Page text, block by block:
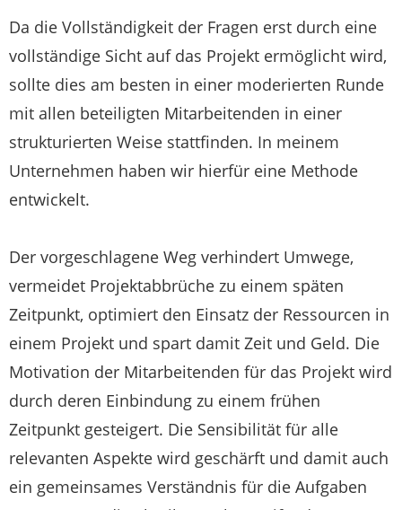
Da die Vollständigkeit der Fragen erst durch eine
vollständige Sicht auf das Projekt ermöglicht wird,
sollte dies am besten in einer moderierten Runde
mit allen beteiligten Mitarbeitenden in einer
strukturierten Weise stattfinden. In meinem
Unternehmen haben wir hierfür eine Methode
entwickelt.
Der vorgeschlagene Weg verhindert Umwege,
vermeidet Projektabbrüche zu einem späten
Zeitpunkt, optimiert den Einsatz der Ressourcen in
einem Projekt und spart damit Zeit und Geld. Die
Motivation der Mitarbeitenden für das Projekt wird
durch deren Einbindung zu einem frühen
Zeitpunkt gesteigert. Die Sensibilität für alle
relevanten Aspekte wird geschärft und damit auch
ein gemeinsames Verständnis für die Aufgaben